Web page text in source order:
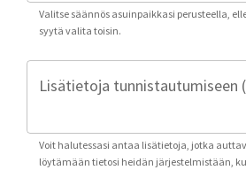
Valitse säännös asuinpaikkasi perusteella,
syytä valita toisin.
Lisätietoja tunnistautumiseen
Voit halutessasi antaa lisätietoja, jotka
löytämään tietosi heidän järjestelmistään,